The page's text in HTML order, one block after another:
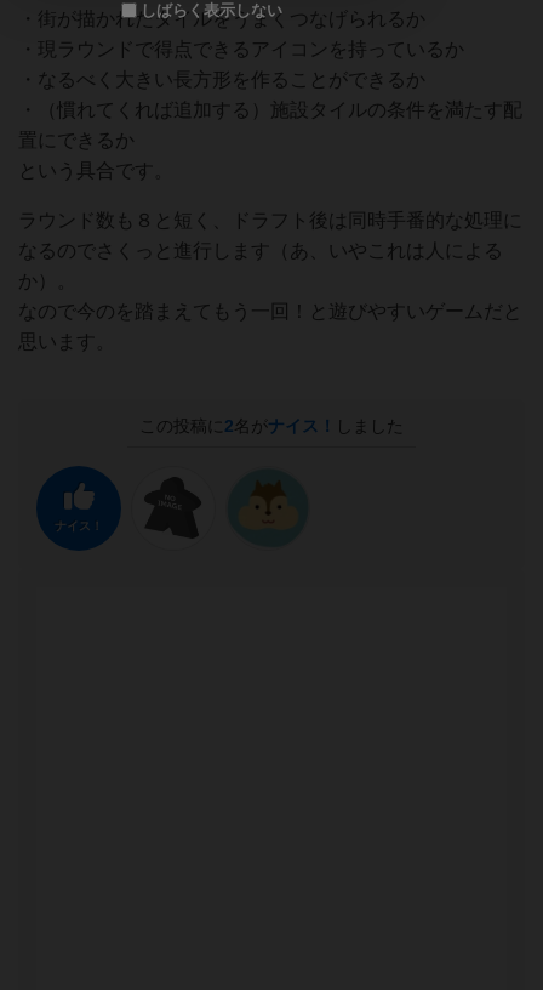
・街が描かれたタイルをうまくつなげられるか
・現ラウンドで得点できるアイコンを持っているか
・なるべく大きい長方形を作ることができるか
・（慣れてくれば追加する）施設タイルの条件を満たす配
置にできるか
という具合です。
ラウンド数も８と短く、ドラフト後は同時手番的な処理に
なるのでさくっと進行します（あ、いやこれは人による
か）。
なので今のを踏まえてもう一回！と遊びやすいゲームだと
思います。
この投稿に 2名がナイス！ しました
ナイス！
しばらく表示しない